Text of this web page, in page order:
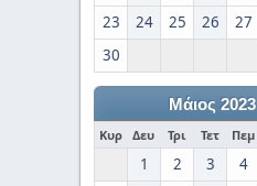
23
24 25 26 27
30
Μάιος 2023
Κυρ Δευ Τρι Τετ Πεμ
1 2 3 4